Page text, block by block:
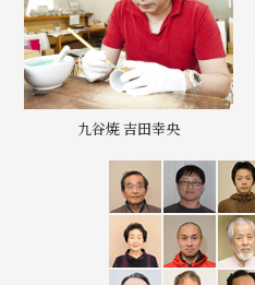
九谷焼 吉田幸央